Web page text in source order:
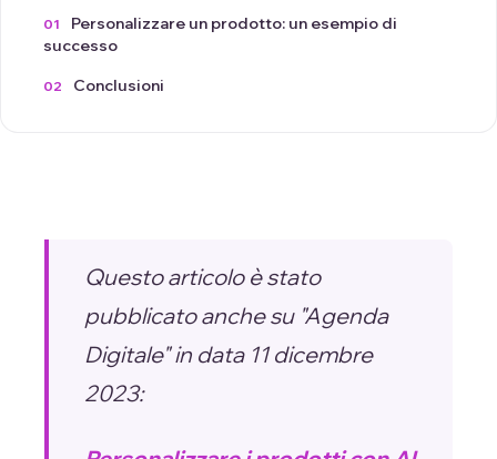
Personalizzare un prodotto: un esempio di
successo
Conclusioni
Questo articolo è stato
pubblicato anche su "Agenda
Digitale" in data 11 dicembre
2023: